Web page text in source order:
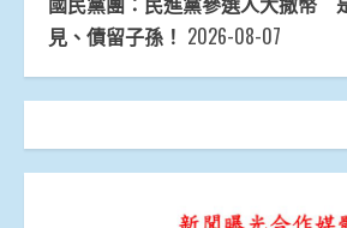
見、債留子孫！ 2026-08-07